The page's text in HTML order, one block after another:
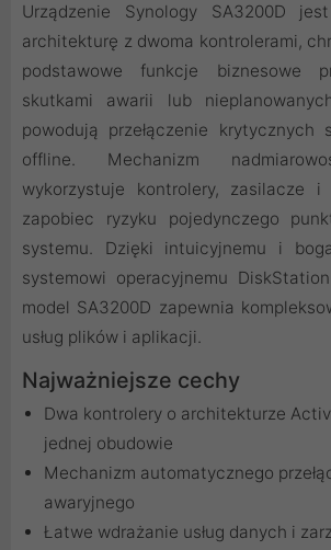
Urządzenie Synology SA3200D
architekturę z dwoma kontrolerami,
podstawowe funkcje biznesowe
skutkami awarii lub
powodują przełączenie
offline. Mechanizm
wykorzystuje kontrolery, zasilacze i
zapobiec ryzyku pojedynczego
systemu. Dzięki intuicyjnemu i
systemowi operacyjnemu
model SA3200D zapewnia
usług plików i aplikacji.
Najważniejsze cechy
Dwa kontrolery o architekturze
jednej obudowie
Mechanizm automatycznego
awaryjnego
Łatwe wdrażanie usług danych i